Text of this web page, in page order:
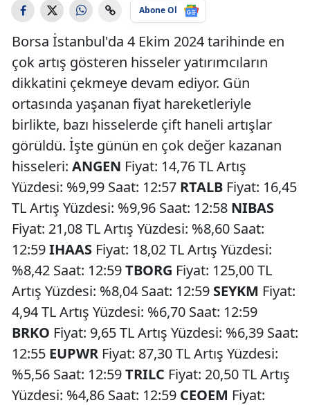
Abone Ol
Borsa İstanbul'da 4 Ekim 2024 tarihinde en
çok artış gösteren hisseler yatırımcıların
dikkatini çekmeye devam ediyor. Gün
ortasında yaşanan fiyat hareketleriyle
birlikte, bazı hisselerde çift haneli artışlar
görüldü. İşte günün en çok değer kazanan
hisseleri: ANGEN Fiyat: 14,76 TL Artış
Yüzdesi: %9,99 Saat: 12:57 RTALB Fiyat: 16,45
TL Artış Yüzdesi: %9,96 Saat: 12:58 NIBAS
Fiyat: 21,08 TL Artış Yüzdesi: %8,60 Saat:
12:59IHAAS Fiyat: 18,02 TL Artış Yüzdesi:
%8,42 Saat: 12:59TBORG Fiyat: 125,00 TL
Artış Yüzdesi: %8,04 Saat: 12:59 SEYKM Fiyat:
4,94 TL Artış Yüzdesi: %6,70 Saat: 12:59
BRKO Fiyat: 9,65 TL Artış Yüzdesi: %6,39 Saat:
12:55 EUPWR Fiyat: 87,30 TL Artış Yüzdesi:
%5,56 Saat: 12:59TRILC Fiyat: 20,50 TL Artış
Yüzdesi: %4,86 Saat: 12:59 CEOEM Fiyat: